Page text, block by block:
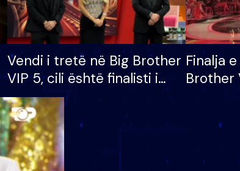
Vendi i tretë në Big Brother
VIP 5, cili është finalisti i
radhës që lë shtëpinë
Finalja
Brother
banori
dhe
të